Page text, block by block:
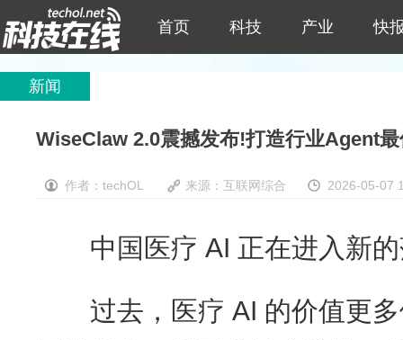
首页 科技 产业 快
新闻
WiseClaw 2.0震撼发布!打造行业Agent
作者：techOL 来源：互联网综合 2026-05-07
中国医疗 AI 正在进入新的
过去，医疗 AI 的价值更多